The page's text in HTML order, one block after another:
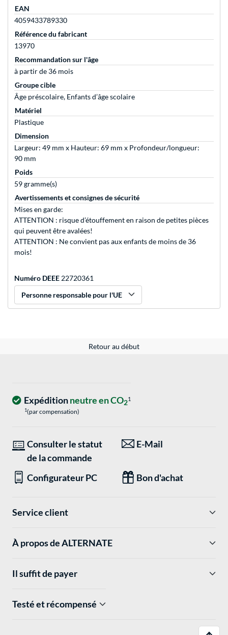
EAN
4059433789330
Référence du fabricant
13970
Recommandation sur l'âge
à partir de 36 mois
Groupe cible
Âge préscolaire, Enfants d’âge scolaire
Matériel
Plastique
Dimension
Largeur: 49 mm x Hauteur: 69 mm x Profondeur/longueur:
90 mm
Poids
59 gramme(s)
Avertissements et consignes de sécurité
Mises en garde:
ATTENTION : risque d’étouffement en raison de petites pièces
qui peuvent être avalées!
ATTENTION : Ne convient pas aux enfants de moins de 36
mois!
Numéro DEEE 22720361
Personne responsable pour l'UE
Retour au début
Expéditionneutre en CO21
1(par compensation)
Consulter le statut
de la commande
E-Mail
Configurateur PC Bon d'achat
Service client
À propos de ALTERNATE
Il suffit de payer
Testé et récompensé